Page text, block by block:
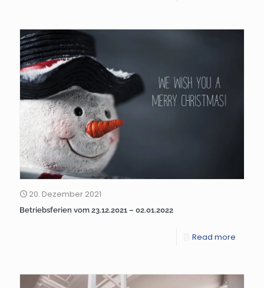
20. Dezember 2021
Betriebsferien vom 23.12.2021 – 02.01.2022
Read more